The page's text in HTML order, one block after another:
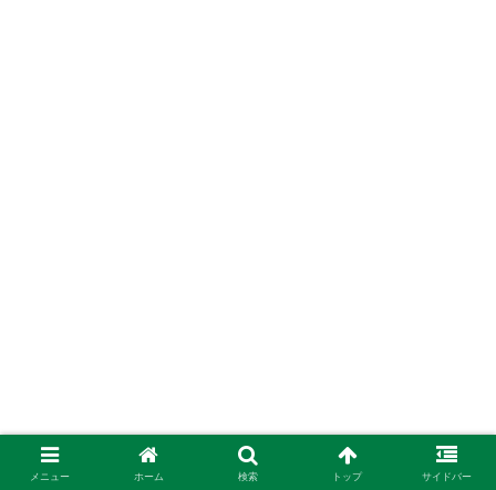
メニュー ホーム 検索 トップ サイドバー